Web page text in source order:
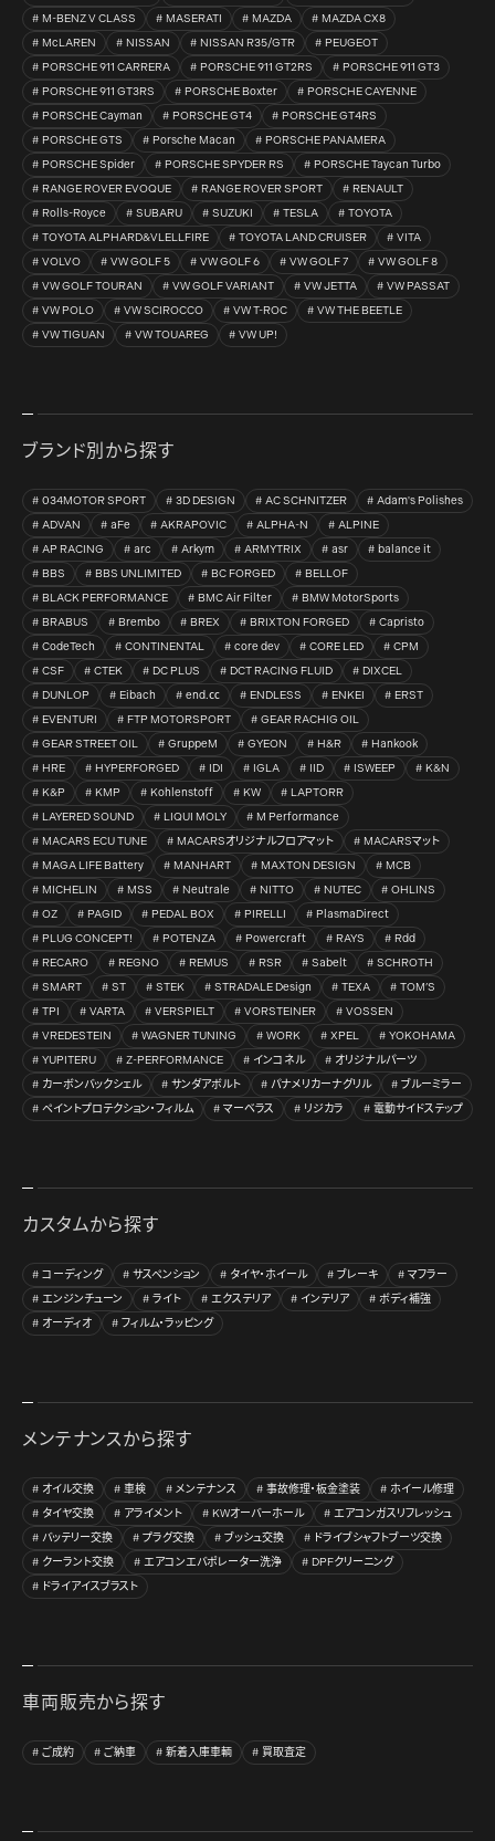
M-BENZ V CLASS
MASERATI MAZDA
MAZDA CX8
McLAREN
NISSAN NISSAN R35/GTR
PEUGEOT
PORSCHE 911 CARRERA
PORSCHE 911 GT2RS
PORSCHE 911 GT3
PORSCHE 911 GT3RS
PORSCHE Boxter
PORSCHE CAYENNE
PORSCHE Cayman
PORSCHE GT4
PORSCHE GT4RS
PORSCHE GTS
Porsche Macan
PORSCHE PANAMERA
PORSCHE Spider
PORSCHE SPYDER RS
PORSCHE Taycan Turbo
RANGE ROVER EVOQUE
RANGE ROVER SPORT
RENAULT
Rolls-Royce
SUBARU SUZUKI TESLA
TOYOTA
TOYOTA ALPHARD&VLELLFIRE
TOYOTA LAND CRUISER
VITA
VOLVO
VW GOLF 5 VW GOLF 6 VW GOLF 7
VW GOLF 8
VW GOLF TOURAN
VW GOLF VARIANT VW JETTA
VW PASSAT
VW POLO
VW SCIROCCO VW T-ROC
VW THE BEETLE
VW TIGUAN
VW TOUAREG VW UP!
ブランド別から探す
034MOTOR SPORT 3D DESIGN AC SCHNITZER
Adam's Polishes
ADVAN
aFe AKRAPOVIC ALPHA-N
ALPINE
AP RACING
arc Arkym ARMYTRIX asr
balance it
BBS
BBS UNLIMITED BC FORGED
BELLOF
BLACK PERFORMANCE
BMC Air Filter
BMW MotorSports
BRABUS
Brembo BREX BRIXTON FORGED
Capristo
CodeTech
CONTINENTAL core dev CORE LED
CPM
CSF
CTEK DC PLUS DCT RACING FLUID
DIXCEL
DUNLOP
Eibach end.㏄ ENDLESS ENKEI
ERST
EVENTURI
FTP MOTORSPORT
GEAR RACHIG OIL
GEAR STREET OIL
GruppeM GYEON H&R
Hankook
HRE
HYPERFORGED IDI IGLA IID ISWEEP
K&N
K&P
KMP Kohlenstoff KW
LAPTORR
LAYERED SOUND
LIQUI MOLY
M Performance
MACARS ECU TUNE
MACARSオリジナルフロアマット
MACARSマット
MAGA LIFE Battery
MANHART MAXTON DESIGN
MCB
MICHELIN
MSS Neutrale NITTO NUTEC
OHLINS
OZ
PAGID PEDAL BOX PIRELLI
PlasmaDirect
PLUG CONCEPT!
POTENZA Powercraft RAYS
Rdd
RECARO
REGNO REMUS RSR Sabelt
SCHROTH
SMART
ST STEK STRADALE Design TEXA
TOM’S
TPI
VARTA VERSPIELT VORSTEINER
VOSSEN
VREDESTEIN
WAGNER TUNING WORK XPEL
YOKOHAMA
YUPITERU
Z-PERFORMANCE インコネル
オリジナルパーツ
カーボンバックシェル
サンダアボルト パナメリカーナグリル
ブルーミラー
ペイントプロテクション・フィルム
マーベラス リジカラ 電動サイドステップ
カスタムから探す
コーディング サスペンション タイヤ・ホイール ブレーキ
マフラー
エンジンチューン
ライト エクステリア インテリア
ボディ補強
オーディオ
フィルム・ラッピング
メンテナンスから探す
オイル交換 車検 メンテナンス 事故修理・板金塗装
ホイール修理
タイヤ交換
アライメント KWオーバーホール
エアコンガスリフレッシュ
バッテリー交換
プラグ交換 ブッシュ交換
ドライブシャフトブーツ交換
クーラント交換
エアコンエバポレーター洗浄
DPFクリーニング
ドライアイスブラスト
車両販売から探す
ご成約 ご納車 新着入庫車輌 買取査定